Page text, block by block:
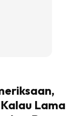
Lama